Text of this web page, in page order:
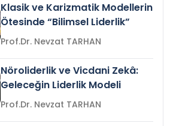
Klasik ve Karizmatik Modellerin
Ötesinde “Bilimsel Liderlik”
Prof.Dr. Nevzat TARHAN
Nöroliderlik ve Vicdani Zekâ:
Geleceğin Liderlik Modeli
Prof.Dr. Nevzat TARHAN